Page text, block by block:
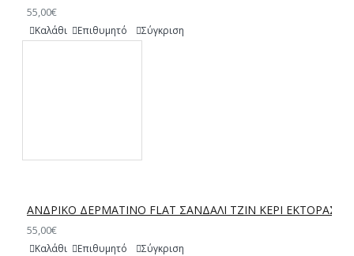
55,00€
Καλάθι Επιθυμητό Σύγκριση
ΑΝΔΡΙΚΟ ΔΕΡΜΑΤΙΝΟ FLAT ΣΑΝΔΑΛΙ ΤΖΙΝ ΚΕΡΙ ΕΚΤΟΡΑΣ
55,00€
Καλάθι Επιθυμητό Σύγκριση